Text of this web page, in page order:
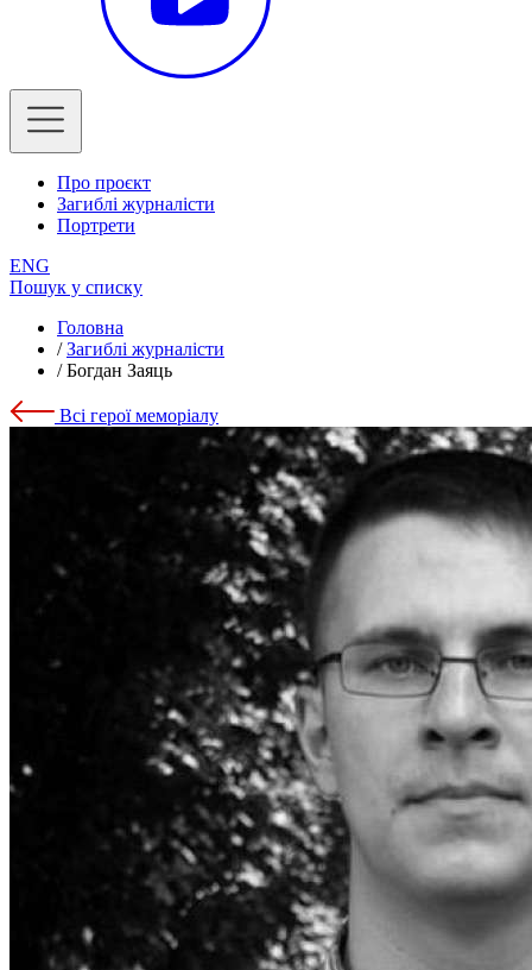
Про проєкт
Загиблі журналісти
Портрети
ENG
Пошук у списку
Головна
/Загиблі журналісти
/Богдан Заяць
Всі герої меморіалу